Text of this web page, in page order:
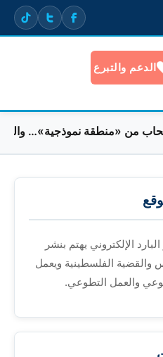
الدعم والتبرع
نموذجية»… والجنوبيون
الإلكتروني يهتم بنشر
الفلسطينية ويعمل
والعمل التطوعي.